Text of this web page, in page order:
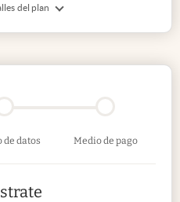
del plan
de datos Medio de pago